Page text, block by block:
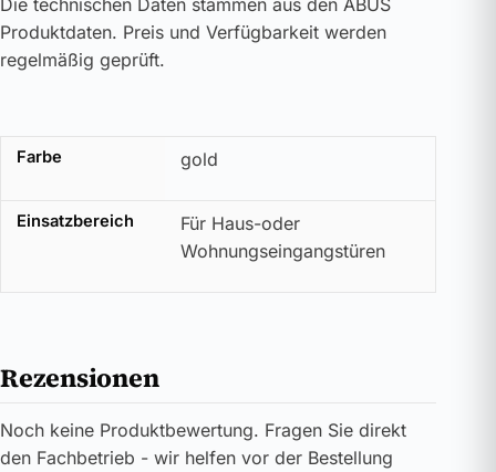
Produktdaten. Preis und Verfügbarkeit werden
regelmäßig geprüft.
Farbe gold
Einsatzbereich
Für Haus-oder
Wohnungseingangstüren
Rezensionen
Noch keine Produktbewertung. Fragen Sie direkt
den Fachbetrieb - wir helfen vor der Bestellung